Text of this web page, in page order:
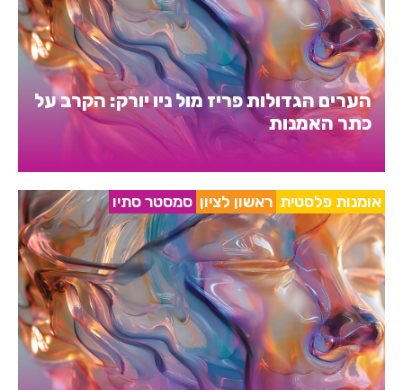
הערים הגדולות פריז מול ניו יורק: הקרב על
כתר האמנות
אומנות פלסטית ראשון לציון סמסטר סתיו